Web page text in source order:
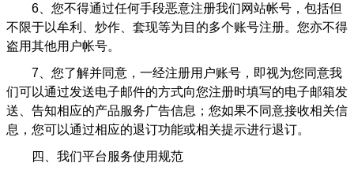
6 、您不得通过任何手段恶意注册我们网站帐号，包括但
不限于以牟利、炒作、套现等为目的多个账号注册。您亦不得
盗用其他用户帐号。
7 、您了解并同意，一经注册用户账号，即视为您同意我
们可以通过发送电子邮件的方式向您注册时填写的电子邮箱发
送、告知相应的产品服务广告信息；您如果不同意接收相关信
息，您可以通过相应的退订功能或相关提示进行退订。
四、我们平台服务使用规范